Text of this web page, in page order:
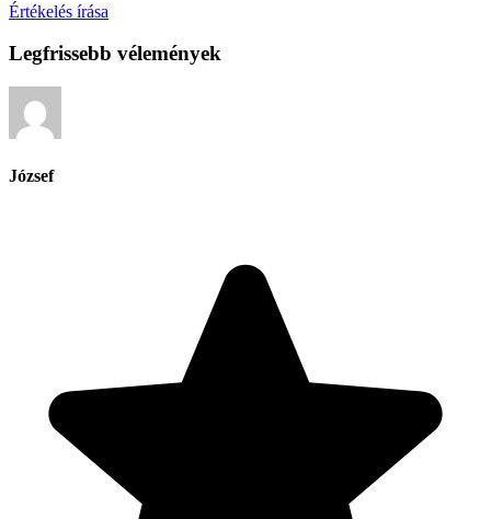
Értékelés írása
Legfrissebb vélemények
József